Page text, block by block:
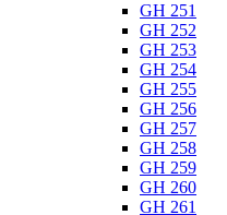
GH 251
GH 252
GH 253
GH 254
GH 255
GH 256
GH 257
GH 258
GH 259
GH 260
GH 261